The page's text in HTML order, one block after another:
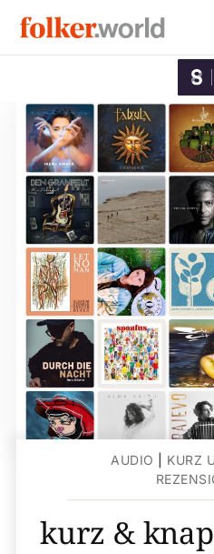
AUDIO KURZ
kurz &